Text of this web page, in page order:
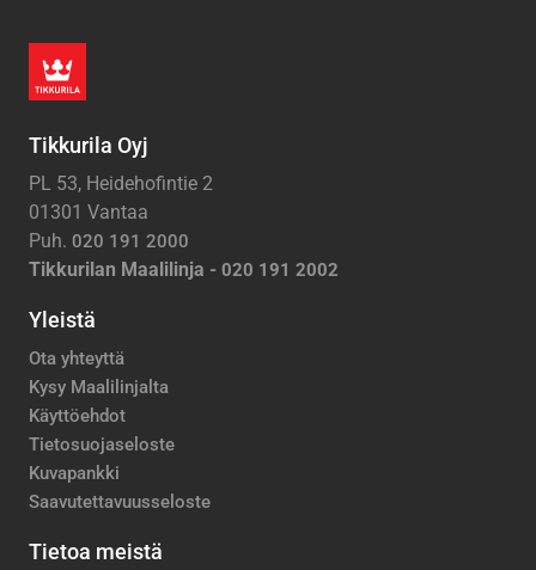
Tikkurila Oyj
PL 53, Heidehofintie 2
01301 Vantaa
Puh. 020 191 2000
Tikkurilan Maalilinja - 020 191 2002
Yleistä
Ota yhteyttä
Kysy Maalilinjalta
Käyttöehdot
Tietosuojaseloste
Kuvapankki
Saavutettavuusseloste
Tietoa meistä